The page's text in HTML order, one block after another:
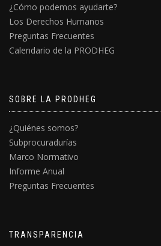
¿Cómo podemos ayudarte?
Los Derechos Humanos
Preguntas Frecuentes
Calendario de la PRODHEG
SOBRE LA PRODHEG
¿Quiénes somos?
Subprocuradurías
Marco Normativo
Informe Anual
Preguntas Frecuentes
TRANSPARENCIA